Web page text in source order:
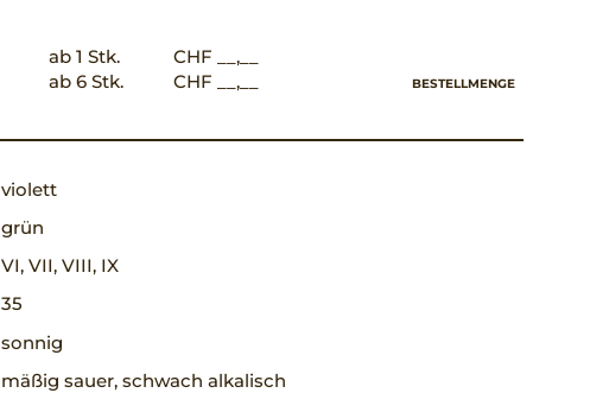
ab 1 Stk.
CHF __,__
ab 6 Stk.
CHF __,__ BESTELLMENGE
violett
grün
VI, VII, VIII, IX
35
sonnig
mäßig sauer, schwach alkalisch